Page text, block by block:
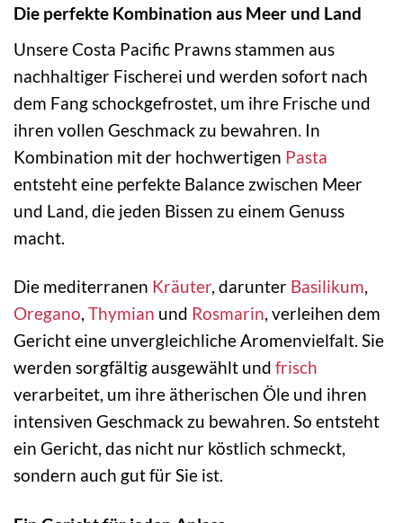
Die perfekte Kombination aus Meer und Land
Unsere Costa Pacific Prawns stammen aus
nachhaltiger Fischerei und werden sofort nach
dem Fang schockgefrostet, um ihre Frische und
ihren vollen Geschmack zu bewahren. In
Kombination mit der hochwertigen Pasta
entsteht eine perfekte Balance zwischen Meer
und Land, die jeden Bissen zu einem Genuss
macht.
Die mediterranen Kräuter, darunter Basilikum,
Oregano, Thymian und Rosmarin, verleihen dem
Gericht eine unvergleichliche Aromenvielfalt. Sie
werden sorgfältig ausgewählt und frisch
verarbeitet, um ihre ätherischen Öle und ihren
intensiven Geschmack zu bewahren. So entsteht
ein Gericht, das nicht nur köstlich schmeckt,
sondern auch gut für Sie ist.